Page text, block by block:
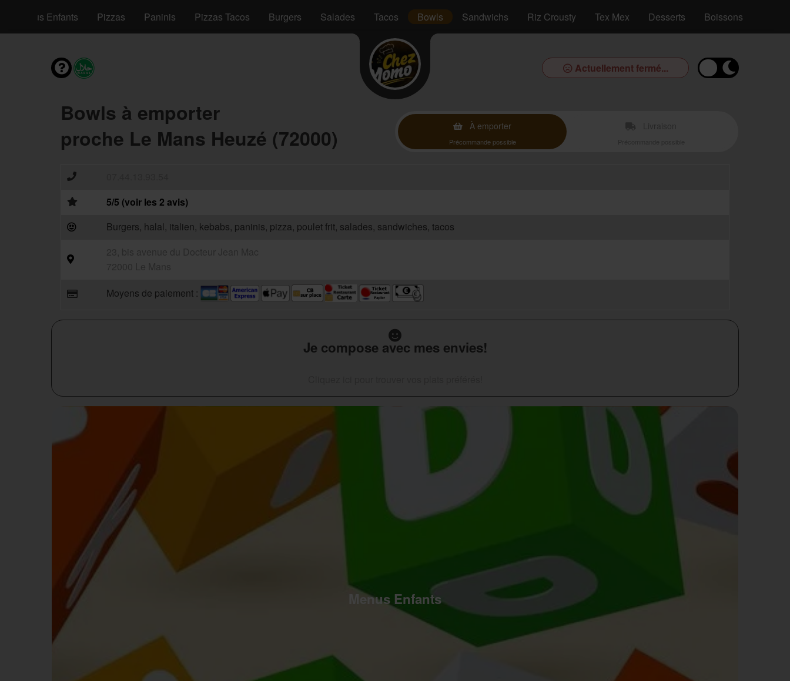
Menus Enfants Pizzas Paninis Pizzas Tacos Burgers Salades Tacos Bowls Sandwichs Riz Crousty Tex Mex Desserts Boissons
Actuellement fermé...
Bowls à emporter
proche Le Mans Heuzé (72000)
À emporter
Précommande possible
5/5 (voir les 2 avis)
Burgers, halal, italien, kebabs, paninis, pizza, poulet frit, salades, sandwiches, tacos
Moyens de paiement :
Je compose avec mes envies!
Menus Enfants